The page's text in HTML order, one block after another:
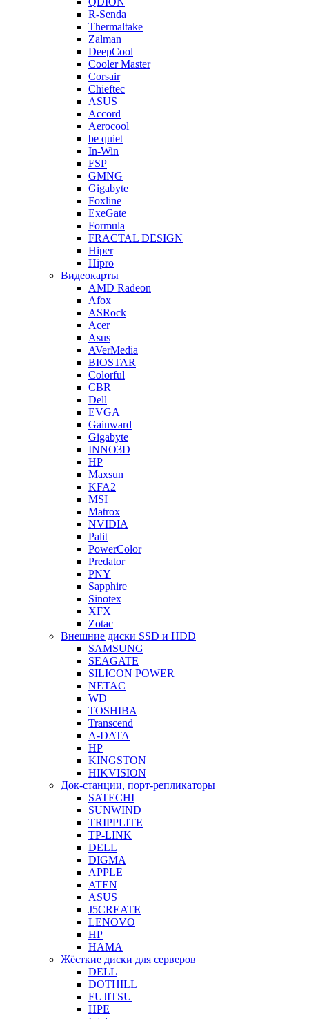
R-Senda
Thermaltake
Zalman
DeepCool
Cooler Master
Corsair
Chieftec
ASUS
Accord
Aerocool
be quiet
In-Win
FSP
GMNG
Gigabyte
Foxline
ExeGate
Formula
FRACTAL DESIGN
Hiper
Hipro
Видеокарты
AMD Radeon
Afox
ASRock
Acer
Asus
AVerMedia
BIOSTAR
Colorful
CBR
Dell
EVGA
Gainward
Gigabyte
INNO3D
HP
Maxsun
KFA2
MSI
Matrox
NVIDIA
Palit
PowerColor
Predator
PNY
Sapphire
Sinotex
XFX
Zotac
Внешние диски SSD и HDD
SAMSUNG
SEAGATE
SILICON POWER
NETAC
WD
TOSHIBA
Transcend
A-DATA
HP
KINGSTON
HIKVISION
Док-станции, порт-репликаторы
SATECHI
SUNWIND
TRIPPLITE
TP-LINK
DELL
DIGMA
APPLE
ATEN
ASUS
J5CREATE
LENOVO
HP
HAMA
Жёсткие диски для серверов
DELL
DOTHILL
FUJITSU
HPE